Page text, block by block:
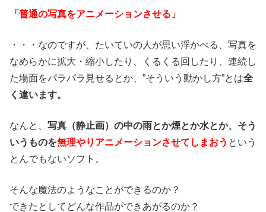
「普通の写真をアニメーションさせる」
・・・なのですが、たいていの人が思い浮かべる、写真を
なめらかに拡大・縮小したり、くるくる回したり、連続し
た場面をパラパラ見せるとか、”そういう動かし方”とは全
く違います。
なんと、 写真（静止画）の中の雨とか煙とか水とか、そう
いうものを無理やりアニメーションさせてしまおう という
とんでもないソフト。
そんな魔法のようなことができるのか？
できたとしてどんな作品ができあがるのか？